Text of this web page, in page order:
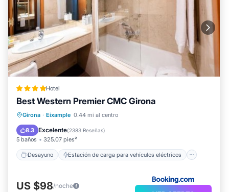
Hotel
Best Western Premier CMC Girona
Girona · Eixample 0.44 mi al centro
8.3 Excelente(2383 Reseñas)
5 baños 325.07 pies²
Desayuno Estación de carga para vehículos eléctricos
Desayuno
Estación de carga para vehículos eléctricos
Aparcamiento
US $98/noche